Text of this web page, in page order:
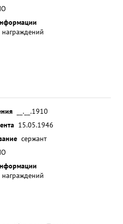
награждений
__.__.1910
15.05.1946
сержант
награждений